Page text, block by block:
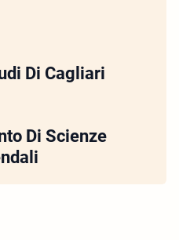
Di Cagliari
Di Scienze